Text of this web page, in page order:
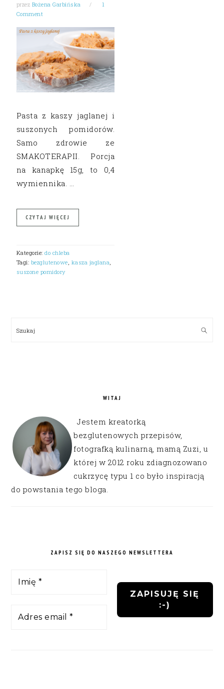
przez Bożena Garbińska
1
Comment
Pasta z kaszy jaglanej i
suszonych pomidorów.
Samo zdrowie ze
SMAKOTERAPII. Porcja
na kanapkę 15g, to 0,4
wymiennika. …
CZYTAJ WIĘCEJ
Kategorie:do chleba
Tagi: bezglutenowe, kasza jaglana,
suszone pomidory
Szukaj
WITAJ
Jestem kreatorką
bezglutenowych przepisów,
fotografką kulinarną, mamą Zuzi, u
której w 2012 roku zdiagnozowano
cukrzycę typu 1 co było inspiracją
do powstania tego bloga.
ZAPISZ SIĘ DO NASZEGO NEWSLETTERA